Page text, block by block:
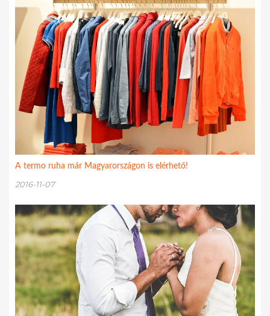
A termo ruha már Magyarországon is elérhető!
2016-11-07